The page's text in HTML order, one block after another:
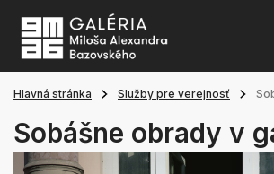
Hlavná stránka Služby pre verejnosť
Sobášne obrady v